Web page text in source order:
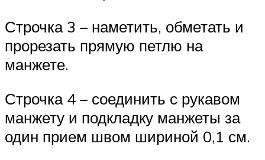
Строчка 3 – наметить, обметать и
прорезать прямую петлю на
манжете.
Строчка 4 – соединить с рукавом
манжету и подкладку манжеты за
один прием швом шириной 0,1 см.